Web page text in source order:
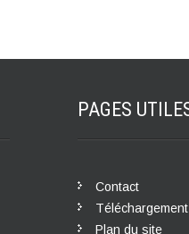
PAGES
Contact
Plan du site